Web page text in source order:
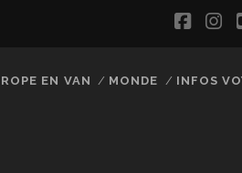
EN VAN MONDE INFOS